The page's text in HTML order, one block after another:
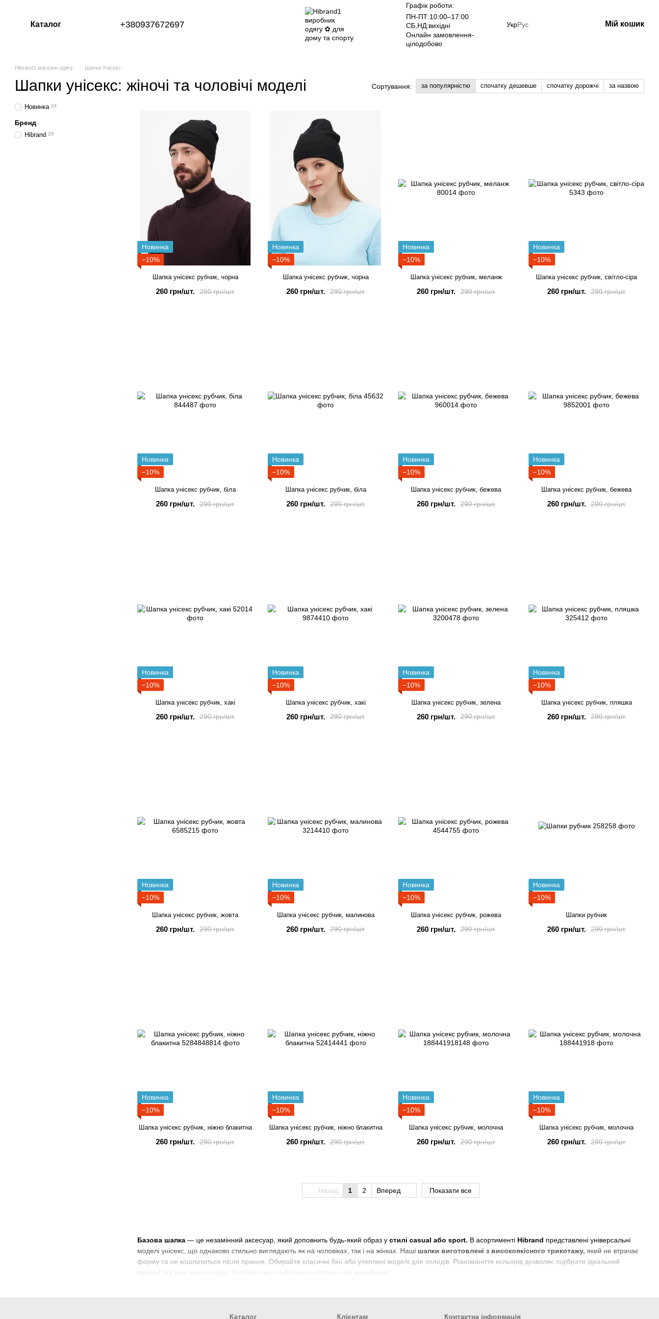
Каталог +380937672697
Графік роботи:
ПН-ПТ:10:00–17:00
СБ,НД:вихідні
Онлайн замовлення-
цілодобово
УкрРус Мій кошик
Hibrand1 магазин одягу Шапки Унісекс
Шапки унісекс: жіночі та чоловічі моделі Сортування: за популярністю спочатку дешевше спочатку дорожчі за назвою
Базова шапка — це незамінний аксесуар, який доповнить будь-який образ у стилі casual або sport. В асортименті Hibrand представлені універсальні
моделі унісекс, що однаково стильно виглядають як на чоловіках, так і на жінках. Наші шапки виготовлені з високоякісного трикотажу, який не втрачає
форму та не кошлатиться після прання. Обирайте класичні біні або утеплені моделі для холодів. Різноманіття кольорів дозволяє підібрати ідеальний
варіант під ваш верхній одяг. Купуйте якісні аксесуари напряму від виробника!
Новинка
−10%
Шапка унісекс рубчик, чорна
290 грн/шт.
260 грн/шт.
Новинка
−10%
Шапка унісекс рубчик, чорна
290 грн/шт.
260 грн/шт.
Новинка
−10%
Шапка унісекс рубчик, меланж
290 грн/шт.
260 грн/шт.
Новинка
−10%
Шапка унісекс рубчик, світло-сіра
290 грн/шт.
260 грн/шт.
Новинка
−10%
Шапка унісекс рубчик, біла
290 грн/шт.
260 грн/шт.
Новинка
−10%
Шапка унісекс рубчик, біла
290 грн/шт.
260 грн/шт.
Новинка
−10%
Шапка унісекс рубчик, бежева
290 грн/шт.
260 грн/шт.
Новинка
−10%
Шапка унісекс рубчик, бежева
290 грн/шт.
260 грн/шт.
Новинка
−10%
Шапка унісекс рубчик, хакі
290 грн/шт.
260 грн/шт.
Новинка
−10%
Шапка унісекс рубчик, хакі
290 грн/шт.
260 грн/шт.
Новинка
−10%
Шапка унісекс рубчик, зелена
290 грн/шт.
260 грн/шт.
Новинка
−10%
Шапка унісекс рубчик, пляшка
290 грн/шт.
260 грн/шт.
Новинка
−10%
Шапка унісекс рубчик, жовта
290 грн/шт.
260 грн/шт.
Новинка
−10%
Шапка унісекс рубчик, малинова
290 грн/шт.
260 грн/шт.
Новинка
−10%
Шапка унісекс рубчик, рожева
290 грн/шт.
260 грн/шт.
Новинка
−10%
Шапки рубчик
290 грн/шт.
260 грн/шт.
Новинка
−10%
Шапка унісекс рубчик, ніжно блакитна
290 грн/шт.
260 грн/шт.
Новинка
−10%
Шапка унісекс рубчик, ніжно блакитна
290 грн/шт.
260 грн/шт.
Новинка
−10%
Шапка унісекс рубчик, молочна
290 грн/шт.
260 грн/шт.
Новинка
−10%
Шапка унісекс рубчик, молочна
290 грн/шт.
260 грн/шт.
Назад 1 2 Вперед Показати все
Новинка 24
Бренд
Hibrand 26
Каталог Клієнтам Контактна інформація